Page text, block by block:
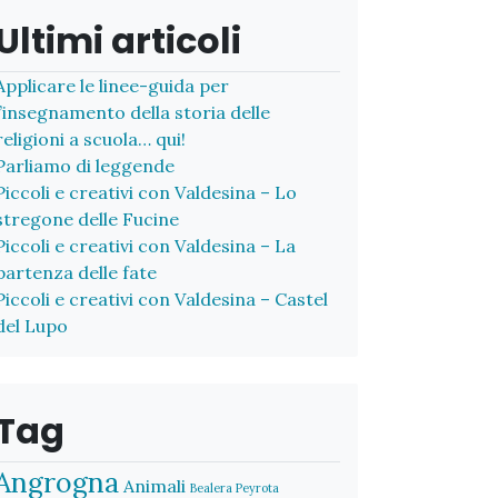
articoli
le linee-guida per
della storia delle
a scuola… qui!
di leggende
e creativi con Valdesina – Lo
delle Fucine
e creativi con Valdesina – La
delle fate
e creativi con Valdesina – Castel
Lupo
Animali Bealera Peyrota